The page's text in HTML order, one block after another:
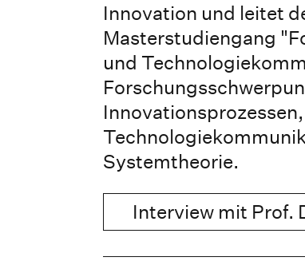
Innovation und leitet
Masterstudiengang
und
Systemtheorie.
Interview mit Prof.